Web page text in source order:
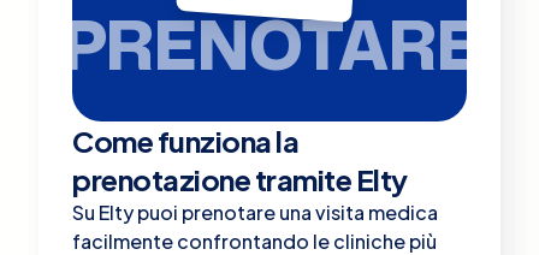
PRENOTARE
Come funziona la
prenotazione tramite Elty
Su Elty puoi prenotare una visita medica
facilmente confrontando le cliniche più